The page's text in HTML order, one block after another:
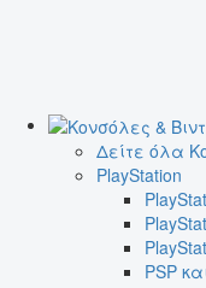
Δείτε όλα
PlayStation
PSP